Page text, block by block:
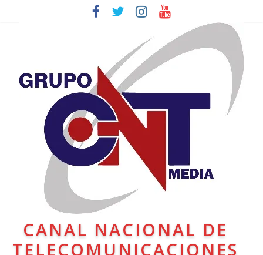
CANAL NACIONAL DE
TELECOMUNICACIONES